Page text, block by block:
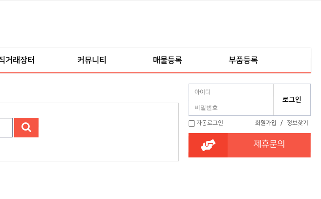
거래장터 커뮤니티 매물등록 부품등록
자동로그인 회원가입 / 정보찾기
제휴문의